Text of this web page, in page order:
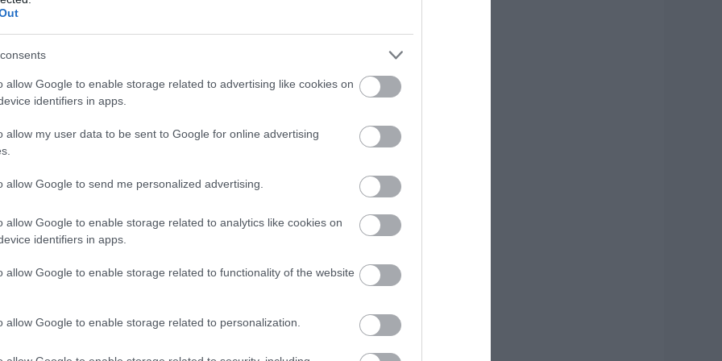
allow Google to enable storage related to advertising like cookies on
identifiers in apps.
allow my user data to be sent to Google for online advertising
allow Google to send me personalized advertising.
allow Google to enable storage related to analytics like cookies on
identifiers in apps.
allow Google to enable storage related to functionality of the website
allow Google to enable storage related to personalization.
οι δικηγόροι της 23χρονης έχουν
των ατόμων που φαίνεται πως είχε ως
μήκος κύματος, κατατέθηκε αίτημα για
του κατηγορούμενου.
προσκόμισαν το δικό τους
ασφαλιστικών μέτρων που είχε
βάσει της οποίας απαγορεύεται να
στον Πύργο τον Αύγουστο του
σωματικές βλάβες με αιχμηρά
την πράξη αυτή.
μοίρασαν Κεσκέσι
του Σωτήρος
07.08.2026 | 09:00
θα έχουν ρεύμα
σήμερα στην Εύβοια